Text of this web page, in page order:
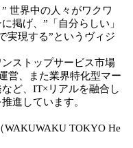
世界中の人々がワクワ
掲げ、”「自分らしい」
実現する”というヴィジ
ンストップサービス市場
営、また業界特化型マー
ど、IT×リアルを融合し
進しています。
TOKYO He